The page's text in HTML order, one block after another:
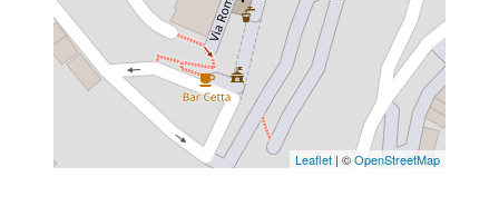
Leaflet | ©OpenStreetMap